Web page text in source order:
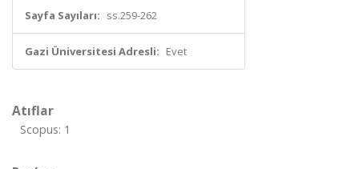
Sayfa Sayıları: ss.259-262
Gazi Üniversitesi Adresli: Evet
Atıflar
Scopus: 1